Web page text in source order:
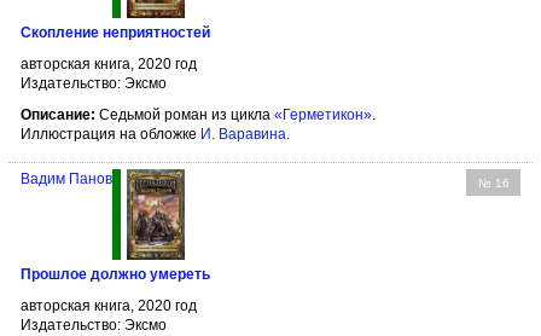
Скопление неприятностей
авторская книга, 2020 год
Издательство: Эксмо
Описание: Седьмой роман из цикла «Герметикон».
Иллюстрация на обложке И. Варавина.
№ 16
Вадим Панов
Прошлое должно умереть
авторская книга, 2020 год
Издательство: Эксмо